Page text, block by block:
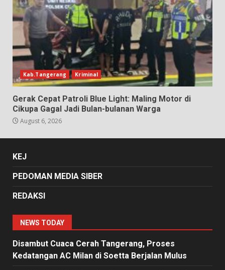
Kab.Tangerang Kriminal
Gerak Cepat Patroli Blue Light: Maling Motor di
Cikupa Gagal Jadi Bulan-bulanan Warga
August 6, 2026
KEJ
PEDOMAN MEDIA SIBER
REDAKSI
NEWS TODAY
Disambut Cuaca Cerah Tangerang, Proses
Kedatangan AC Milan di Soetta Berjalan Mulus